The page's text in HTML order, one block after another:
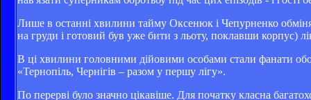
Лише в останні хвилини тайму Оксенюк і Чепурненко
на груди і готовий був уже бити з льоту, поклавши корпус)
В ці хвилини головними дійовими особами стали фанати
«Тернопіль, Чернігів – разом у першу лігу».
По перерві було значно цікавіше. Для початку класна